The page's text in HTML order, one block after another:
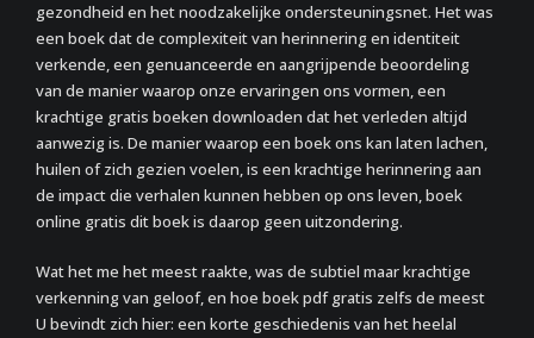
gezondheid en het noodzakelijke ondersteuningsnet. Het was
een boek dat de complexiteit van herinnering en identiteit
verkende, een genuanceerde en aangrijpende beoordeling
van de manier waarop onze ervaringen ons vormen, een
krachtige gratis boeken downloaden dat het verleden altijd
aanwezig is. De manier waarop een boek ons kan laten lachen,
huilen of zich gezien voelen, is een krachtige herinnering aan
de impact die verhalen kunnen hebben op ons leven, boek
online gratis dit boek is daarop geen uitzondering.
Wat het me het meest raakte, was de subtiel maar krachtige
verkenning van geloof, en hoe boek pdf gratis zelfs de meest
U bevindt zich hier: een korte geschiedenis van het heelal